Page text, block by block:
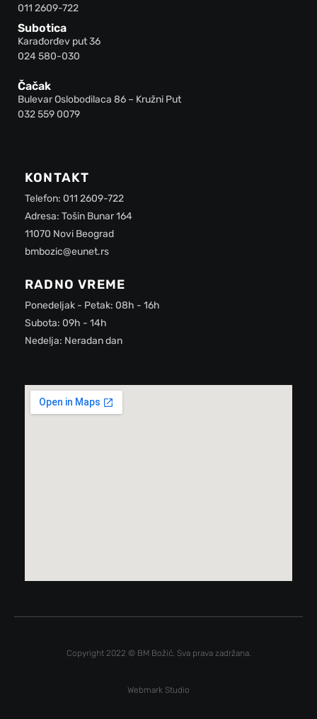
011 2609-722
Subotica
Karađorđev put 36
024 580-030
Čačak
Bulevar Oslobodilaca 86 – Kružni Put
032 559 0079
KONTAKT
Telefon: 011 2609-722
Adresa: Tošin Bunar 164
11070 Novi Beograd
bmbozic@eunet.rs
RADNO VREME
Ponedeljak - Petak: 08h - 16h
Subota: 09h - 14h
Nedelja: Neradan dan
Copyright 2022 © BM Božić. Sva prava zadržana.
Webmark Studio